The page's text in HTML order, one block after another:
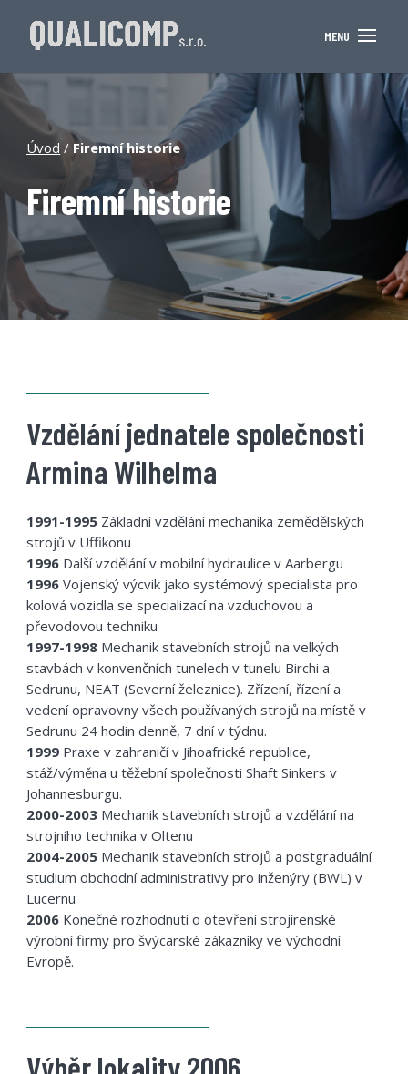
Úvod / Firemní historie
Firemní historie
Vzdělání jednatele společnosti
Armina Wilhelma
1991-1995 Základní vzdělání mechanika zemědělských
strojů v Uffikonu
1996 Další vzdělání v mobilní hydraulice v Aarbergu
1996 Vojenský výcvik jako systémový specialista pro
kolová vozidla se specializací na vzduchovou a
převodovou techniku
1997-1998 Mechanik stavebních strojů na velkých
stavbách v konvenčních tunelech v tunelu Birchi a
Sedrunu, NEAT (Severní železnice). Zřízení, řízení a
vedení opravovny všech používaných strojů na místě v
Sedrunu 24 hodin denně, 7 dní v týdnu.
1999 Praxe v zahraničí v Jihoafrické republice,
stáž/výměna u těžební společnosti Shaft Sinkers v
Johannesburgu.
2000-2003 Mechanik stavebních strojů a vzdělání na
strojního technika v Oltenu
2004-2005 Mechanik stavebních strojů a postgraduální
studium obchodní administrativy pro inženýry (BWL) v
Lucernu
2006 Konečné rozhodnutí o otevření strojírenské
výrobní firmy pro švýcarské zákazníky ve východní
Evropě.